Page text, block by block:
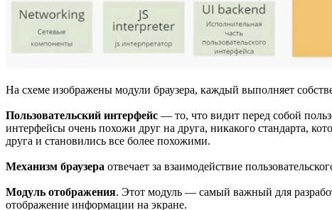
На схеме изображены модули браузера, каждый выполняет
Пользовательский интерфейс — то, что видит перед собой
интерфейсы очень похожи друг на друга, никакого стандарта,
друга и становились все более похожими.
Механизм браузера отвечает за взаимодействие
Модуль отображения. Этот модуль — самый важный для
отображение информации на экране.